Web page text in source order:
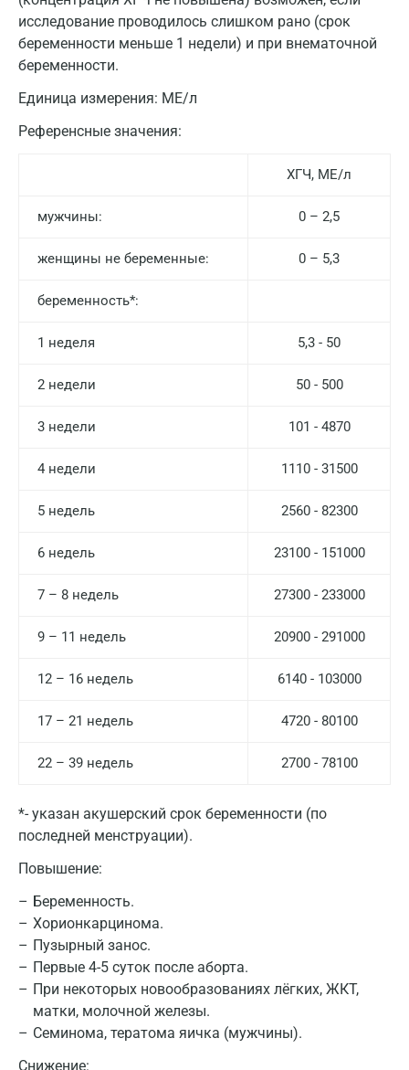
исследование проводилось слишком рано (срок
беременности меньше 1 недели) и при внематочной
беременности.
Единица измерения: МЕ/л
Референсные значения:
ХГЧ, МЕ/л
мужчины: 0 – 2,5
женщины не беременные: 0 – 5,3
беременность*:
1 неделя 5,3 - 50
2 недели 50 - 500
3 недели 101 - 4870
4 недели 1110 - 31500
5 недель 2560 - 82300
6 недель 23100 - 151000
7 – 8 недель 27300 - 233000
9 – 11 недель 20900 - 291000
12 – 16 недель 6140 - 103000
17 – 21 недель 4720 - 80100
22 – 39 недель 2700 - 78100
*- указан акушерский срок беременности (по
последней менструации).
Повышение:
Беременность.
Хорионкарцинома.
Пузырный занос.
Первые 4-5 суток после аборта.
При некоторых новообразованиях лёгких, ЖКТ,
матки, молочной железы.
Семинома, тератома яичка (мужчины).
Снижение:
Москва
Санкт-Петербург